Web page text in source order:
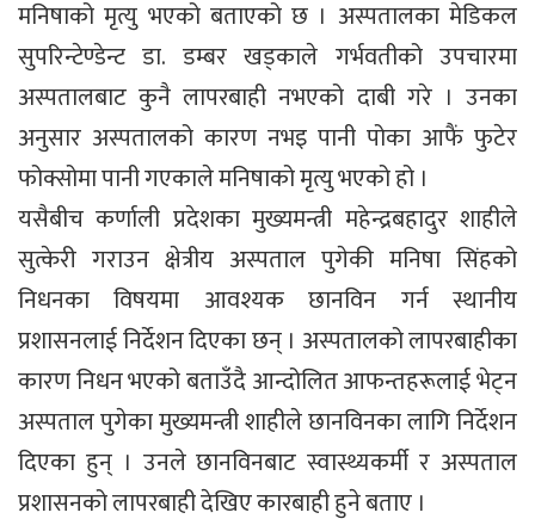
मनिषाको मृत्यु भएको बताएको छ । अस्पतालका मेडिकल
सुपरिन्टेण्डेन्ट डा. डम्बर खड्काले गर्भवतीको उपचारमा
अस्पतालबाट कुनै लापरबाही नभएको दाबी गरे । उनका
अनुसार अस्पतालको कारण नभइ पानी पोका आफैं फुटेर
फोक्सोमा पानी गएकाले मनिषाको मृत्यु भएको हो ।
यसैबीच कर्णाली प्रदेशका मुख्यमन्त्री महेन्द्रबहादुर शाहीले
सुत्केरी गराउन क्षेत्रीय अस्पताल पुगेकी मनिषा सिंहको
निधनका विषयमा आवश्यक छानविन गर्न स्थानीय
प्रशासनलाई निर्देशन दिएका छन् । अस्पतालको लापरबाहीका
कारण निधन भएको बताउँदै आन्दोलित आफन्तहरूलाई भेट्न
अस्पताल पुगेका मुख्यमन्त्री शाहीले छानविनका लागि निर्देशन
दिएका हुन् । उनले छानविनबाट स्वास्थ्यकर्मी र अस्पताल
प्रशासनको लापरबाही देखिए कारबाही हुने बताए ।